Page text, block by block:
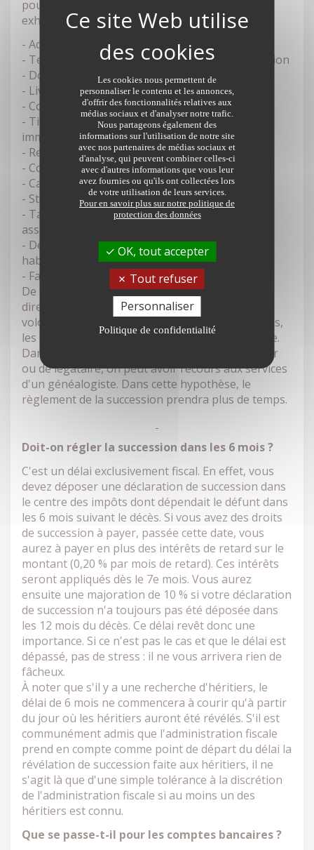
pour le rendez-vous (cette liste est non
exhaustive) :
- Acte de décès
- Testament olographe s'il est en votre possession
- Donation entre époux
- Livret de famille
- Contrat de mariage
- Titre de propriété et baux (pour les biens
immobiliers)
- Relevés de comptes et livrets
- Copie des contrats d'assurance vie
- Carte grise pour les véhicules
- Statuts et extrait Kbis des sociétés
- Tableaux d'amortissement des emprunts et
assurance décès
- Derniers avis d'imposition (revenu, foncier,
habitation, etc.).
- Factures de frais d'obsèques
De plus, le notaire interrogera également
directement le fichier central des dernières
volontés à Venelles, les établissements bancaires,
les organismes sociaux et l'administration fiscale.
Dans le cas où il y aurait une recherche d'héritier
ou de légataire, on peut avoir recours aux services
d'un généalogiste. Dans cette hypothèse, le
règlement de la succession prendra plus de temps.
Doit-on régler la succession dans les 6 mois ?
C'est un délai exclusivement fiscal. En effet, vous
devez déposer une déclaration de succession dans
le centre des impôts dont dépendait le défunt dans
les 6 mois suivant le décès. Si vous avez des droits
de succession à payer, passée cette date, vous
aurez à payer en plus des intérêts de retard sur le
montant (0,20 % par mois de retard). Ces intérêts
seront appliqués dès le 7e mois. Vous aurez
ensuite une majoration de 10 % si votre déclaration
de succession n'a toujours pas été déposée dans
les 12 mois du décès. Ce délai revêt donc une
importance. Si ce n'est pas le cas et que le délai est
dépassé, pas de stress : il ne vous arrivera rien de
fâcheux.
À noter que s'il y a une recherche d'héritiers, le
délai de 6 mois ne commencera à courir qu'à partir
du jour où les héritiers auront été révélés. S'il est
communément admis que l'administration fiscale
prend en compte comme point de départ du délai la
révélation de succession faite aux héritiers, il ne
s'agit là que d'une simple tolérance à la discrétion
de l'administration fiscale si au moins un des
héritiers est connu.
Que se passe-t-il pour les comptes bancaires ?
Les cookies nous permettent de
personnaliser le contenu et les annonces,
d'offrir des fonctionnalités relatives aux
médias sociaux et d'analyser notre trafic.
Nous partageons également des
informations sur l'utilisation de notre site
avec nos partenaires de médias sociaux et
d'analyse, qui peuvent combiner celles-ci
avec d'autres informations que vous leur
avez fournies ou qu'ils ont collectées lors
de votre utilisation de leurs services.
Pour en savoir plus sur notre politique de
protection des données
OK, tout accepter
Tout refuser
Personnaliser
Politique de confidentialité